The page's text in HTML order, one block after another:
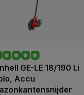
GE-LE 18/190 Li
Accu